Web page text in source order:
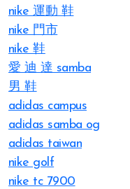
nike 運動 鞋
nike 門市
nike 鞋
愛 迪 達 samba
男 鞋
adidas campus
adidas samba og
adidas taiwan
nike golf
nike tc 7900